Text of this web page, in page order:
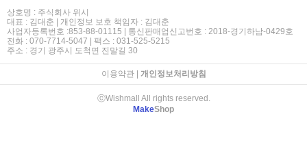
상호명 : 주식회사 위시
대표 : 김대춘 | 개인정보 보호 책임자 : 김대춘
사업자등록번호 :853-88-01115 | 통신판매업신고번호 : 2018-경기하남-0429호
전화 : 070-7714-5047 | 팩스 : 031-525-5215
주소 : 경기 광주시 도척면 진말길 30
이용약관| 개인정보처리방침
ⓒWishmall All rights reserved.
MakeShop